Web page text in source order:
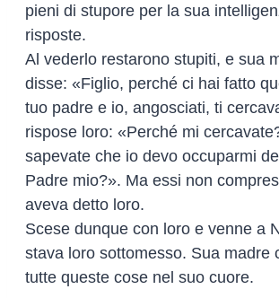
pieni di stupore per la sua
risposte.
Al vederlo restarono stupiti, e sua
disse: «Figlio, perché ci hai fatto
tuo padre e io, angosciati, ti
rispose loro: «Perché mi
sapevate che io devo occuparmi
Padre mio?». Ma essi non
aveva detto loro.
Scese dunque con loro e venne a
stava loro sottomesso. Sua madre
tutte queste cose nel suo cuore.